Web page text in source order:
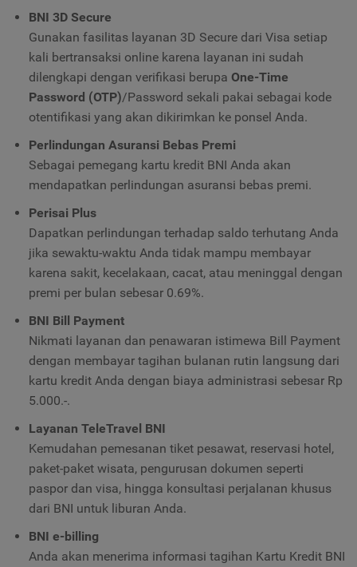
BNI 3D Secure
Gunakan fasilitas layanan 3D Secure dari Visa setiap
kali bertransaksi online karena layanan ini sudah
dilengkapi dengan verifikasi berupa One-Time
Password (OTP)/Password sekali pakai sebagai kode
otentifikasi yang akan dikirimkan ke ponsel Anda.
Perlindungan Asuransi Bebas Premi
Sebagai pemegang kartu kredit BNI Anda akan
mendapatkan perlindungan asuransi bebas premi.
Perisai Plus
Dapatkan perlindungan terhadap saldo terhutang Anda
jika sewaktu-waktu Anda tidak mampu membayar
karena sakit, kecelakaan, cacat, atau meninggal dengan
premi per bulan sebesar 0.69%.
BNI Bill Payment
Nikmati layanan dan penawaran istimewa Bill Payment
dengan membayar tagihan bulanan rutin langsung dari
kartu kredit Anda dengan biaya administrasi sebesar Rp
5.000.-.
Layanan TeleTravel BNI
Kemudahan pemesanan tiket pesawat, reservasi hotel,
paket-paket wisata, pengurusan dokumen seperti
paspor dan visa, hingga konsultasi perjalanan khusus
dari BNI untuk liburan Anda.
BNI e-billing
Anda akan menerima informasi tagihan Kartu Kredit BNI